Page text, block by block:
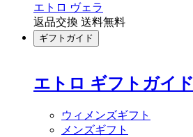
エトロ ヴェラ
返品交換 送料無料
ギフトガイド
エトロ ギフトガイド
ウィメンズギフト
メンズギフト